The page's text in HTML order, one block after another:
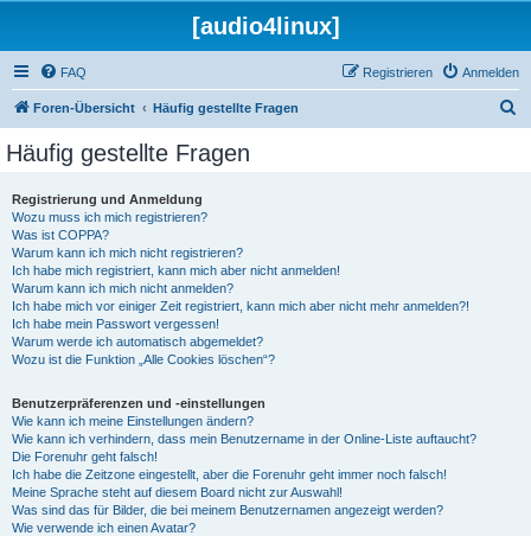
[audio4linux]
FAQ Anmelden
Registrieren
Foren-Übersicht Häufig gestellte Fragen
Häufig gestellte Fragen
Registrierung und Anmeldung
Wozu muss ich mich registrieren?
Was ist COPPA?
Warum kann ich mich nicht registrieren?
Ich habe mich registriert, kann mich aber nicht anmelden!
Warum kann ich mich nicht anmelden?
Ich habe mich vor einiger Zeit registriert, kann mich aber nicht mehr anmelden?!
Ich habe mein Passwort vergessen!
Warum werde ich automatisch abgemeldet?
Wozu ist die Funktion „Alle Cookies löschen“?
Benutzerpräferenzen und -einstellungen
Wie kann ich meine Einstellungen ändern?
Wie kann ich verhindern, dass mein Benutzername in der Online-Liste auftaucht?
Die Forenuhr geht falsch!
Ich habe die Zeitzone eingestellt, aber die Forenuhr geht immer noch falsch!
Meine Sprache steht auf diesem Board nicht zur Auswahl!
Was sind das für Bilder, die bei meinem Benutzernamen angezeigt werden?
Wie verwende ich einen Avatar?